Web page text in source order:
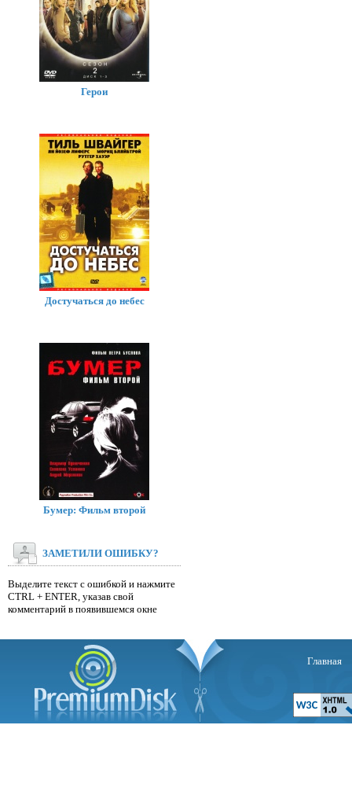
Герои
Достучаться до небес
Бумер: Фильм второй
ЗАМЕТИЛИ ОШИБКУ?
Выделите текст с ошибкой и нажмите
CTRL + ENTER, указав свой
комментарий в появившемся окне
Главная